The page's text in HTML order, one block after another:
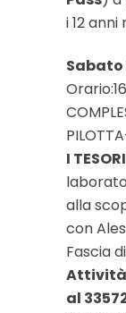
i 12
Sabato
I
alla
con
Fascia
Attività
al